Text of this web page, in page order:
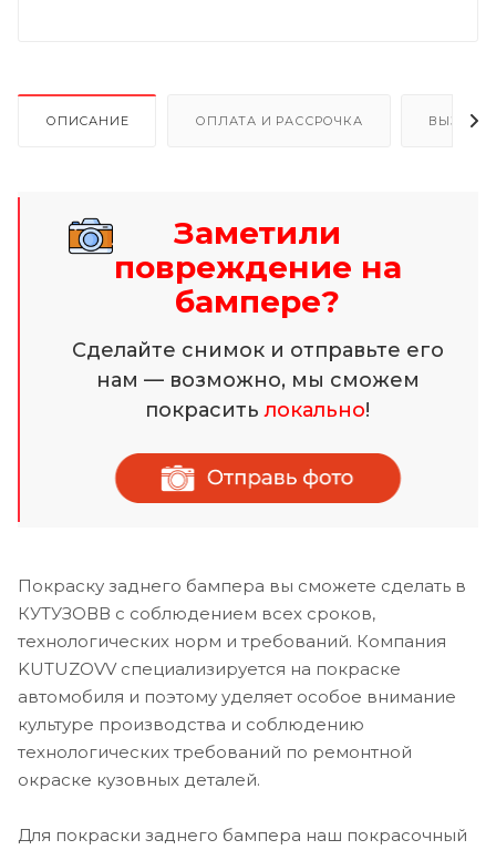
ОПИСАНИЕ ОПЛАТА И РАССРОЧКА ВЫЗОВ
Заметили
повреждение на
бампере?
Сделайте снимок и отправьте его
нам — возможно, мы сможем
покраситьлокально!
Покраску заднего бампера вы сможете сделать в
КУТУЗОВВ с соблюдением всех сроков,
технологических норм и требований. Компания
KUTUZOVV специализируется на покраске
автомобиля и поэтому уделяет особое внимание
культуре производства и соблюдению
технологических требований по ремонтной
окраске кузовных деталей.
Для покраски заднего бампера наш покрасочный